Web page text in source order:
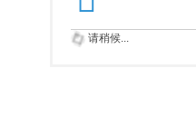
请稍候...